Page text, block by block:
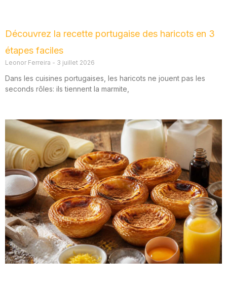
Découvrez la recette portugaise des haricots en 3
étapes faciles
Leonor Ferreira 3 juillet 2026
Dans les cuisines portugaises, les haricots ne jouent pas les
seconds rôles: ils tiennent la marmite,